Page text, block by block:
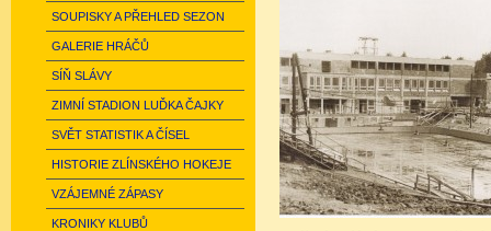
SOUPISKY A PŘEHLED SEZON
GALERIE HRÁČŮ
SÍŇ SLÁVY
ZIMNÍ STADION LUĎKA ČAJKY
SVĚT STATISTIK A ČÍSEL
HISTORIE ZLÍNSKÉHO HOKEJE
VZÁJEMNÉ ZÁPASY
KRONIKY KLUBŮ